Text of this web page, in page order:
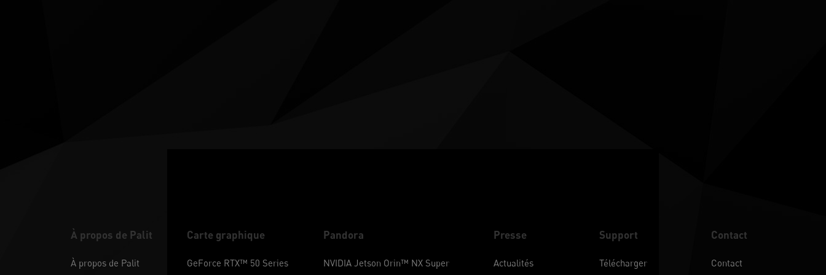
À propos de Palit
À propos de Palit
Carte graphique
GeForce RTX™ 50 Series
Pandora
NVIDIA Jetson Orin™ NX Super
Presse
Actualités
Support
Télécharger
Contact
Contact